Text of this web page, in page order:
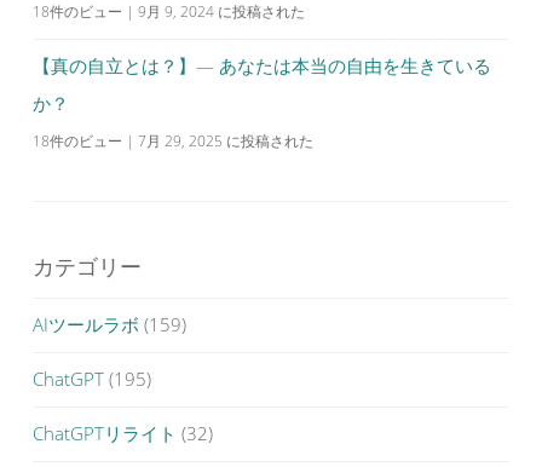
18件のビュー | 9月 9, 2024 に投稿された
【真の自立とは？】— あなたは本当の自由を生きている
か？
18件のビュー | 7月 29, 2025 に投稿された
カテゴリー
AIツールラボ (159)
ChatGPT (195)
ChatGPTリライト (32)